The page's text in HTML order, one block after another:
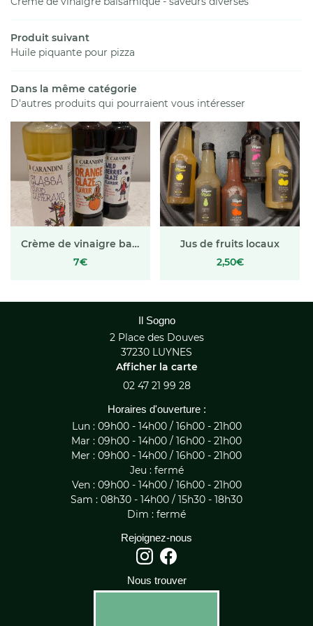
boutique
La carte
Avis
Actualités
Contact
Rejoignez-
Produit suivant
Huile piquante pour pizza
Dans la même catégorie
D'autres produits qui pourraient vous intéresser
Crème de vinaigre balsamique - saveurs diverses
7€
Jus de fruits locaux
2,50€
Il Sogno
2 Place des Douves
37230 LUYNES
Afficher la carte
02 47 21 99 28
Horaires d'ouverture :
Lun : 09h00 - 14h00 / 16h00 - 21h00
Mar : 09h00 - 14h00 / 16h00 - 21h00
Mer : 09h00 - 14h00 / 16h00 - 21h00
Jeu : fermé
Ven : 09h00 - 14h00 / 16h00 - 21h00
Sam : 08h30 - 14h00 / 15h30 - 18h30
Dim : fermé
Rejoignez-nous
Nous trouver